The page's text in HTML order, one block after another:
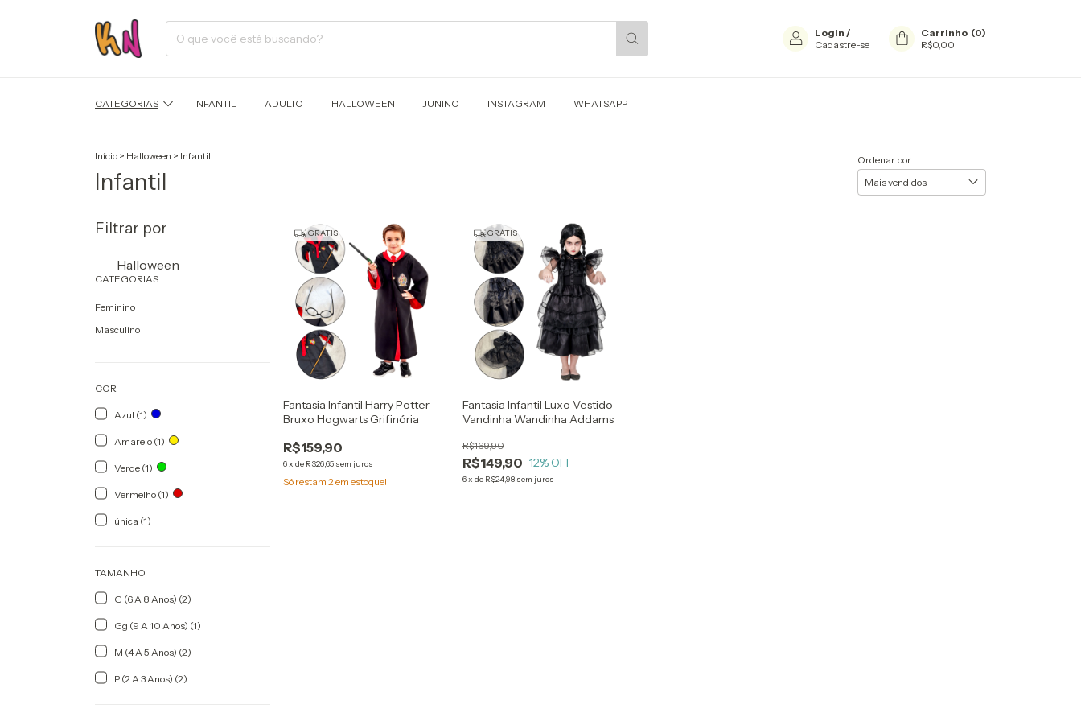
Login /
Cadastre-se
Carrinho (0)
R$0,00
CATEGORIAS INFANTIL ADULTO HALLOWEEN JUNINO INSTAGRAM WHATSAPP
Início > Halloween > Infantil
Infantil
Ordenar por
Filtrar por
Halloween
CATEGORIAS
Feminino
Masculino
COR
Azul (1)
Amarelo (1)
Verde (1)
Vermelho (1)
única (1)
TAMANHO
G (6 A 8 Anos) (2)
Gg (9 A 10 Anos) (1)
M (4 A 5 Anos) (2)
P (2 A 3 Anos) (2)
GRÁTIS
Fantasia Infantil Harry Potter
Bruxo Hogwarts Grifinória
R$159,90
6xde R$26,65 sem juros
Só restam2em estoque!
GRÁTIS
Fantasia Infantil Luxo Vestido
Vandinha Wandinha Addams
R$149,90
R$169,90
12% OFF
6x de R$24,98 sem juros